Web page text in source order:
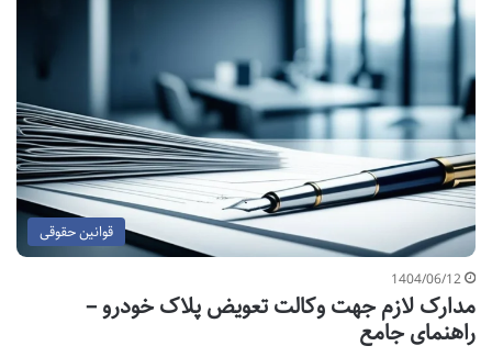
قوانین حقوقی
1404/06/12
مدارک لازم جهت وکالت تعویض پلاک خودرو –
راهنمای جامع